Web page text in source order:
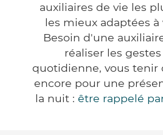
auxiliaires de vie les
les mieux adaptées à
Besoin d'une
réaliser les
quotidienne, vous tenir
encore pour une
la nuit : être rappelé